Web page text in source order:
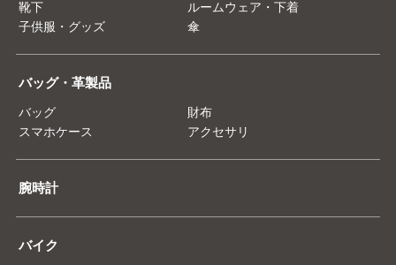
靴下
ルームウェア・下着
子供服・グッズ
傘
バッグ・革製品
バッグ
財布
スマホケース
アクセサリ
腕時計
バイク